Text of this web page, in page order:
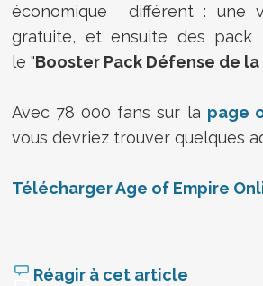
économique différent : une
gratuite, et ensuite des pack
le "Booster Pack Défense de
Avec 78 000 fans sur la page
vous devriez trouver quelques
Télécharger Age of Empire
Réagir à cet article